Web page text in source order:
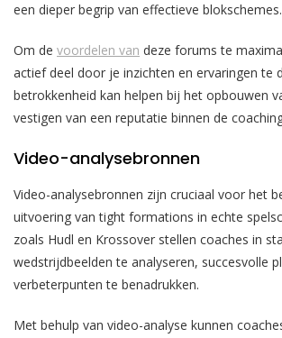
een dieper begrip van effectieve blokschemes.
Om de voordelen van deze forums te
actief deel door je inzichten en ervaringen te
betrokkenheid kan helpen bij het opbouwen
vestigen van een reputatie binnen de
Video-analysebronnen
Video-analysebronnen zijn cruciaal voor het
uitvoering van tight formations in echte
zoals Hudl en Krossover stellen coaches in
wedstrijdbeelden te analyseren, succesvolle
verbeterpunten te benadrukken.
Met behulp van video-analyse kunnen